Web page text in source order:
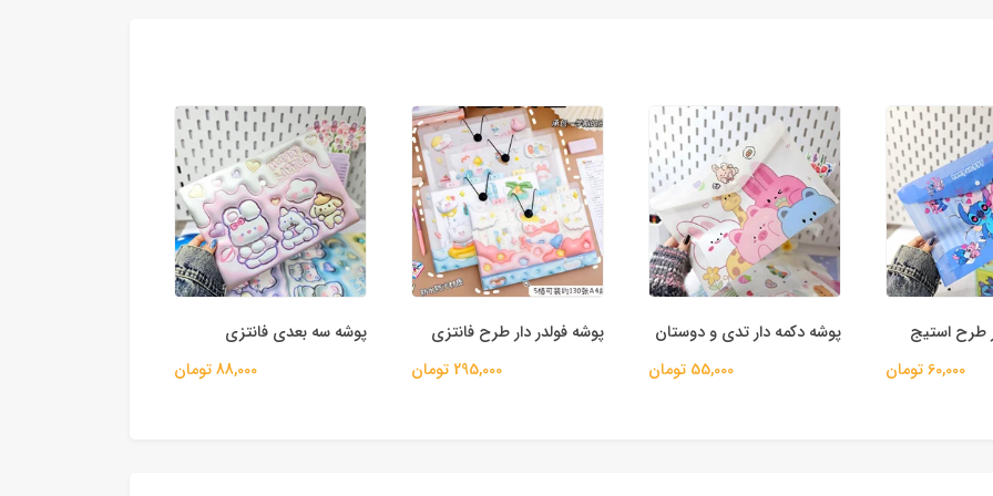
طرح استیج
60,000 تومان
پوشه دکمه دار تدی و دوستان
55,000 تومان
پوشه فولدر دار طرح فانتزی
295,000 تومان
پوشه سه بعدی فانتزی
88,000 تومان